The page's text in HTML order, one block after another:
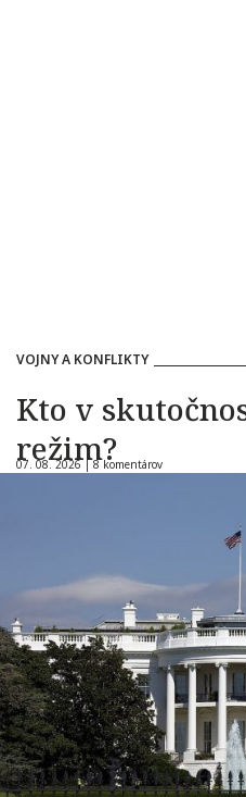
VOJNY A KONFLIKTY
Kto v
režim?
07. 08. 2026 |8 komentárov